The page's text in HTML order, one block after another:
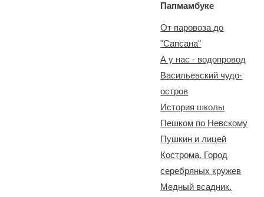
Папмамбуке
От паровоза до
"Сапсана"
А у нас - водопровод
Васильевский чудо-
остров
История школы
Пешком по Невскому
Пушкин и лицей
Кострома. Город
серебряных кружев
Медный всадник.